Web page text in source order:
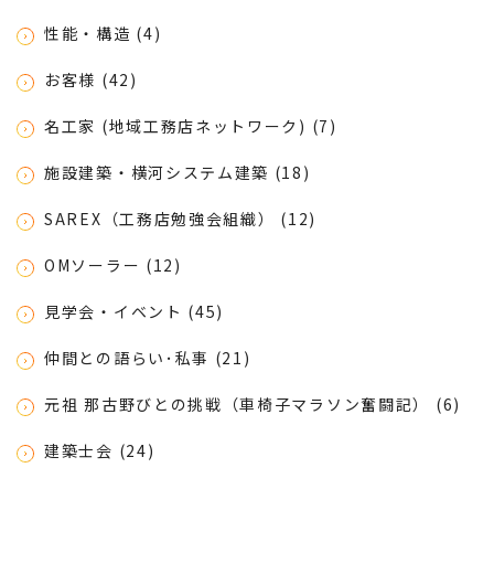
性能・構造 (4)
お客様 (42)
名工家 (地域工務店ネットワーク) (7)
施設建築・横河システム建築 (18)
SAREX（工務店勉強会組織） (12)
OMソーラー (12)
見学会・イベント (45)
仲間との語らい･私事 (21)
元祖 那古野びとの挑戦（車椅子マラソン奮闘記） (6)
建築士会 (24)